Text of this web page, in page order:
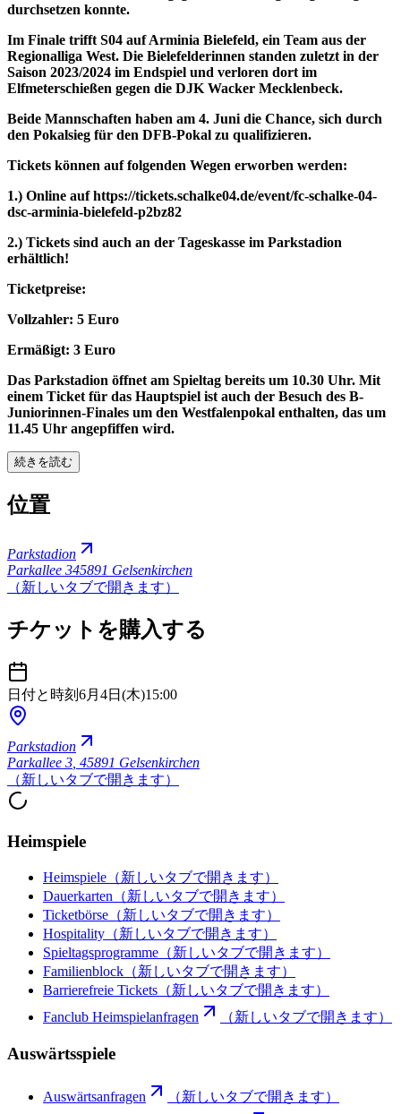
durchsetzen konnte.
Im Finale trifft S04 auf Arminia Bielefeld, ein Team aus der
Regionalliga West. Die Bielefelderinnen standen zuletzt in der
Saison 2023/2024 im Endspiel und verloren dort im
Elfmeterschießen gegen die DJK Wacker Mecklenbeck.
Beide Mannschaften haben am 4. Juni die Chance, sich durch
den Pokalsieg für den DFB-Pokal zu qualifizieren.
Tickets können auf folgenden Wegen erworben werden:
1.) Online auf https://tickets.schalke04.de/event/fc-schalke-04-
dsc-arminia-bielefeld-p2bz82
2.) Tickets sind auch an der Tageskasse im Parkstadion
erhältlich!
Ticketpreise:
Vollzahler: 5 Euro
Ermäßigt: 3 Euro
Das Parkstadion öffnet am Spieltag bereits um 10.30 Uhr. Mit
einem Ticket für das Hauptspiel ist auch der Besuch des B-
Juniorinnen-Finales um den Westfalenpokal enthalten, das um
11.45 Uhr angepfiffen wird.
続きを読む
位置
Parkstadion
Parkallee 345891 Gelsenkirchen
（新しいタブで開きます）
チケットを購入する
日付と時刻 6月4日(木)15:00
Parkstadion
Parkallee 3, 45891 Gelsenkirchen
（新しいタブで開きます）
Heimspiele
Heimspiele （新しいタブで開きます）
Dauerkarten （新しいタブで開きます）
Ticketbörse （新しいタブで開きます）
Hospitality （新しいタブで開きます）
Spieltagsprogramme （新しいタブで開きます）
Familienblock （新しいタブで開きます）
Barrierefreie Tickets （新しいタブで開きます）
Fanclub Heimspielanfragen
（新しいタブで開きます）
Auswärtsspiele
Auswärtsanfragen
（新しいタブで開きます）